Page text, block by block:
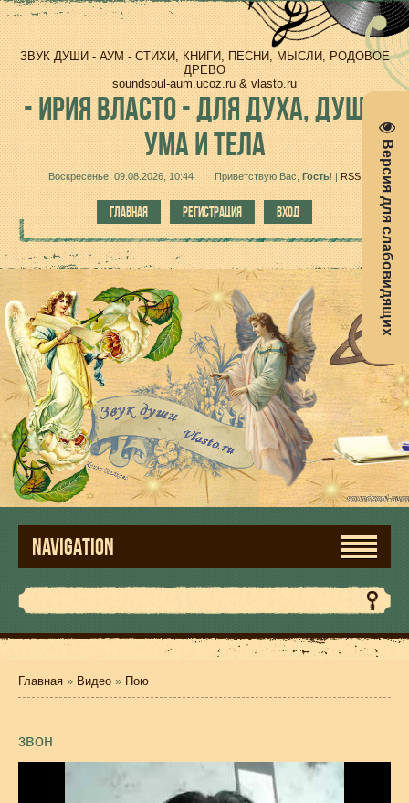
Версия для слабовидящих
ЗВУК ДУШИ - АУМ - СТИХИ, КНИГИ, ПЕСНИ, МЫСЛИ, РОДОВОЕ
ДРЕВО
soundsoul-aum.ucoz.ru & vlasto.ru
-ИРИЯ ВЛАСТО - ДЛЯ ДУХА, ДУШИ,
УМА И ТЕЛА
Воскресенье, 09.08.2026, 10:44 Приветствую Вас Гость! | RSS
ГЛАВНАЯ РЕГИСТРАЦИЯ ВХОД
NAVIGATION
Главная » Видео » Пою
звон